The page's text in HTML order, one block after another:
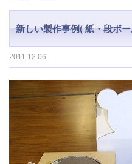
新しい製作事例( 紙・段ボ
2011.12.06